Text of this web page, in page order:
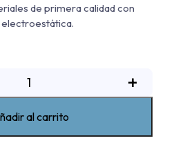
de primera calidad con
+
al carrito